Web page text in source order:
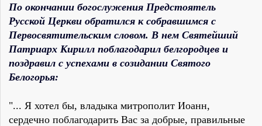
По окончании богослужения Предстоятель
Русской Церкви обратился к собравшимся с
Первосвятительским словом. В нем Святейший
Патриарх Кирилл поблагодарил белгородцев и
поздравил с успехами в созидании Святого
Белогорья:
"... Я хотел бы, владыка митрополит Иоанн,
сердечно поблагодарить Вас за добрые, правильные